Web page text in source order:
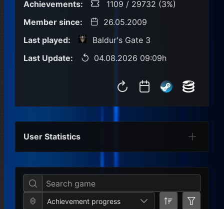
Achievements:
1109 / 29732 (3%)
Member since:
26.05.2009
Last played:
Baldur's Gate 3
Last Update:
04.08.2026 09:09h
User Statistics
Per Year Last Year Last Month Per
Achievement progress